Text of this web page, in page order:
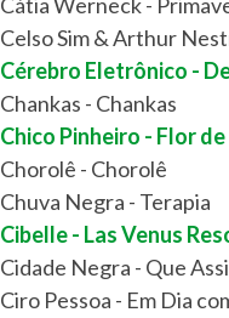
Celso Sim & Arthur
Cérebro Eletrônico -
Chankas - Chankas
Chico Pinheiro - Flor
Chorolê - Chorolê
Chuva Negra - Terapia
Cibelle - Las Venus
Cidade Negra - Que
Ciro Pessoa - Em Dia